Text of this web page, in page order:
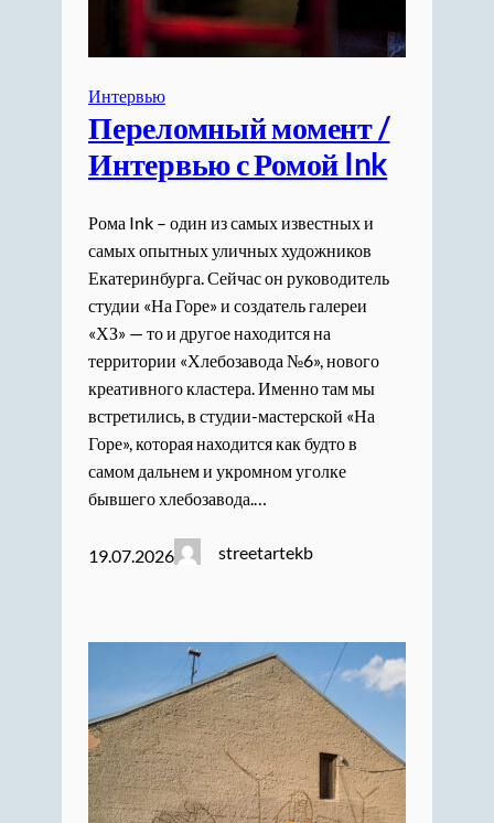
Интервью
Переломный момент /
Интервью с Ромой Ink
Рома Ink – один из самых известных и
самых опытных уличных художников
Екатеринбурга. Сейчас он руководитель
студии «На Горе» и создатель галереи
«ХЗ» — то и другое находится на
территории «Хлебозавода №6», нового
креативного кластера. Именно там мы
встретились, в студии-мастерской «На
Горе», которая находится как будто в
самом дальнем и укромном уголке
бывшего хлебозавода.…
19.07.2026 streetartekb